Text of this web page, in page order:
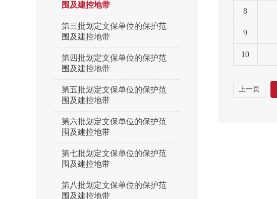
围及建控地带
第三批划定文保单位的保护范
围及建控地带
第四批划定文保单位的保护范
围及建控地带
第五批划定文保单位的保护范
围及建控地带
第六批划定文保单位的保护范
围及建控地带
第七批划定文保单位的保护范
围及建控地带
第八批划定文保单位的保护范
围及建控地带
8
9
10
上一页